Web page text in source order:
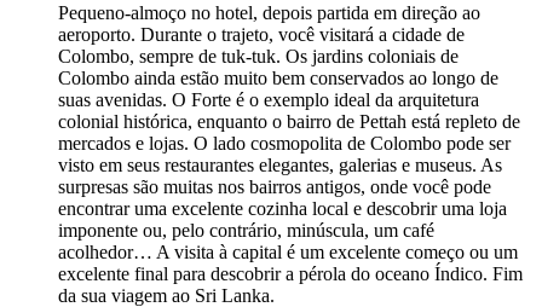
Pequeno-almoço no hotel, depois partida em direção ao
aeroporto. Durante o trajeto, você visitará a cidade de
Colombo, sempre de tuk-tuk. Os jardins coloniais de
Colombo ainda estão muito bem conservados ao longo de
suas avenidas. O Forte é o exemplo ideal da arquitetura
colonial histórica, enquanto o bairro de Pettah está repleto de
mercados e lojas. O lado cosmopolita de Colombo pode ser
visto em seus restaurantes elegantes, galerias e museus. As
surpresas são muitas nos bairros antigos, onde você pode
encontrar uma excelente cozinha local e descobrir uma loja
imponente ou, pelo contrário, minúscula, um café
acolhedor… A visita à capital é um excelente começo ou um
excelente final para descobrir a pérola do oceano Índico. Fim
da sua viagem ao Sri Lanka.